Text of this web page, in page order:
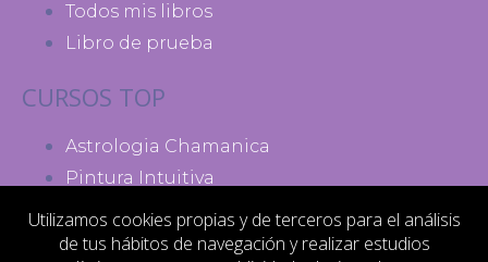
Todos mis libros
Libro de prueba
CURSOS TOP
Astrologia Chamanica
Pintura Intuitiva
Madres de Poder
Utilizamos cookies propias y de terceros para el análisis
de tus hábitos de navegación y realizar estudios